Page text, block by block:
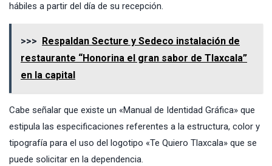
hábiles a partir del día de su recepción.
>>>
Respaldan Secture y Sedeco instalación de
restaurante “Honorina el gran sabor de Tlaxcala”
en la capital
Cabe señalar que existe un «Manual de Identidad Gráfica» que
estipula las especificaciones referentes a la estructura, color y
tipografía para el uso del logotipo «Te Quiero Tlaxcala» que se
puede solicitar en la dependencia.